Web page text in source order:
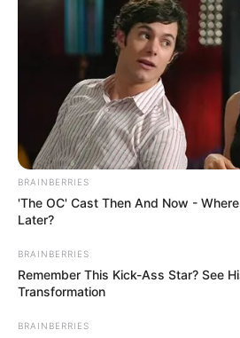
BRAINBERRIES
'The OC' Cast Then And Now -
Later?
BRAINBERRIES
Remember This Kick-Ass Star? See
Transformation
BRAINBERRIES